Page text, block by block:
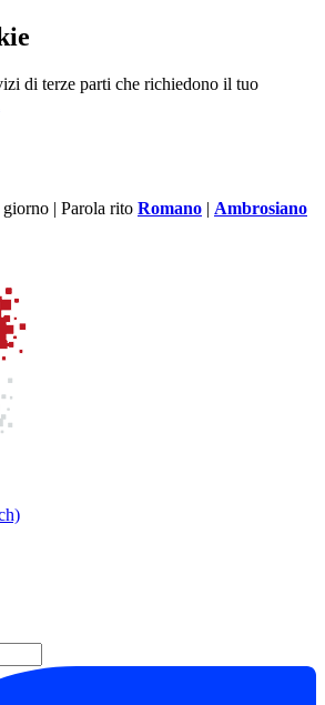
di terze parti che richiedono il tuo
giorno | Parola rito Romano | Ambrosiano